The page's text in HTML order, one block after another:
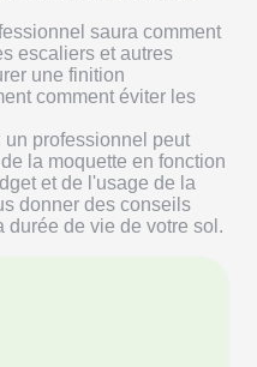
saura comment
escaliers et autres
une finition
comment éviter les
un professionnel peut
la moquette en fonction
et de l'usage de la
donner des conseils
durée de vie de votre sol.